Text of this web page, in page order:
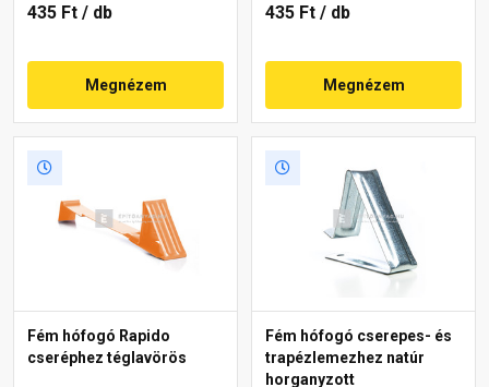
435 Ft / db
Megnézem
435 Ft / db
Megnézem
Fém hófogó Rapido
cseréphez téglavörös
Fém hófogó cserepes- és
trapézlemezhez natúr
horganyzott